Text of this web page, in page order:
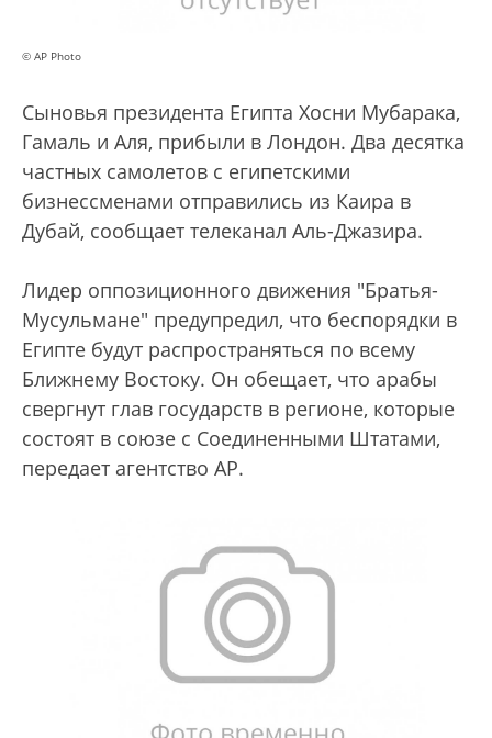
© AP Photo
Сыновья президента Египта Хосни Мубарака,
Гамаль и Аля, прибыли в Лондон. Два десятка
частных самолетов с египетскими
бизнессменами отправились из Каира в
Дубай, сообщает телеканал Аль-Джазира.
Лидер оппозиционного движения "Братья-
Мусульмане" предупредил, что беспорядки в
Египте будут распространяться по всему
Ближнему Востоку. Он обещает, что арабы
свергнут глав государств в регионе, которые
состоят в союзе с Соединенными Штатами,
передает агентство AP.